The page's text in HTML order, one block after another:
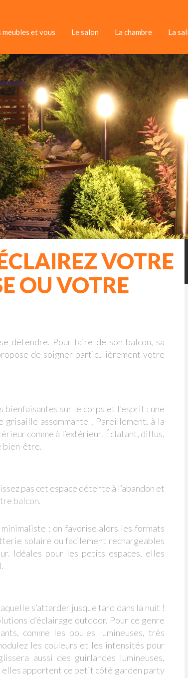
meubles et vous Le salon La chambre La
VOTRE
OU VOTRE
détendre. Pour faire de son balcon, sa
de soigner particulièrement votre
bienfaisantes sur le corps et l’esprit : une
grisaille assommante ! Pareillement, à la
comme à l’extérieur. Éclatant, diffus,
bien-être.
pas cet espace détente à l’abandon et
balcon.
: on favorise alors les formats
solaire ou facilement rechargeables
Idéales pour les petits espaces, elles
s’attarder jusque tard dans la nuit !
d’éclairage outdoor. Pour ce genre
comme les boules lumineuses, très
les couleurs et les intensités pour
aussi des guirlandes lumineuses,
elles apportent ce petit côté garden party